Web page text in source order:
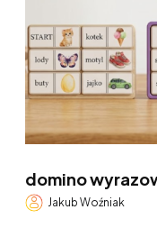
domino
Jakub Woźniak